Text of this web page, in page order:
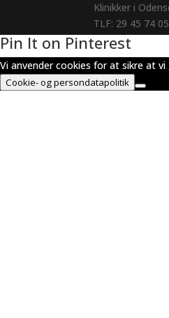
Klinikker i
TLF: 29 45 74 05
Pin It on Pinterest
Vi anvender cookies for at sikre at
Cookie- og persondatapolitik